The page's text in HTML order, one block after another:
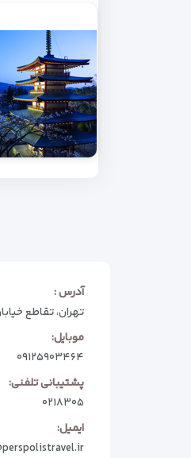
آدرس :
تهران، تقاطع
موبایل:
۰۹۱۲۵۹۰۳۴۶۴
پشتیبانی تلفنی:
۰۲۱۸۳۰۵
ایمیل: